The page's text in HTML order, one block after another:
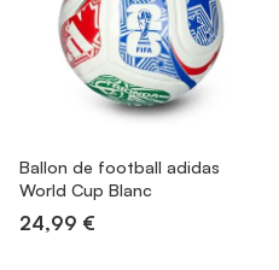
Ballon de football adidas
World Cup Blanc
24,99 €